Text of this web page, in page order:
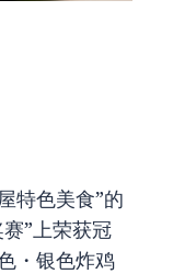
特色美食”的
”上荣获冠
・银色炸鸡